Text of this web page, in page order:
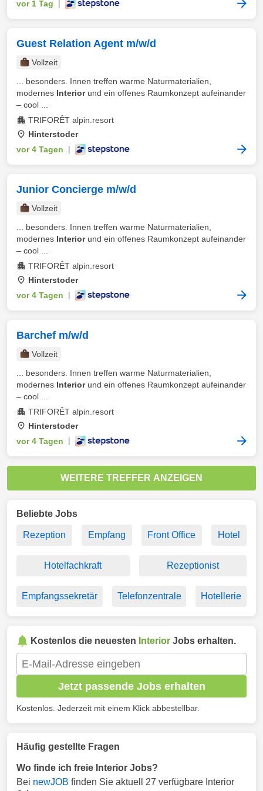
vor 1 Tag
Guest Relation Agent m/w/d
Vollzeit
... besonders. Innen treffen warme Naturmaterialien,
modernes Interiorund ein offenes Raumkonzept aufeinander
– cool ...
TRIFORÊT alpin.resort
Hinterstoder
vor 4 Tagen
Junior Concierge m/w/d
Vollzeit
... besonders. Innen treffen warme Naturmaterialien,
modernes Interiorund ein offenes Raumkonzept aufeinander
– cool ...
TRIFORÊT alpin.resort
Hinterstoder
vor 4 Tagen
Barchef m/w/d
Vollzeit
... besonders. Innen treffen warme Naturmaterialien,
modernes Interiorund ein offenes Raumkonzept aufeinander
– cool ...
TRIFORÊT alpin.resort
Hinterstoder
vor 4 Tagen
WEITERE TREFFER ANZEIGEN
Beliebte Jobs
Rezeption Empfang Front Office Hotel
Hotelfachkraft Rezeptionist
Empfangssekretär Telefonzentrale Hotellerie
Kostenlos die neuesten Interior Jobs erhalten.
Jetzt passende Jobs erhalten
Kostenlos. Jederzeit mit einem Klick abbestellbar.
Häufig gestellte Fragen
Wo finde ich freie Interior Jobs?
Bei newJOB finden Sie aktuell 27 verfügbare Interior